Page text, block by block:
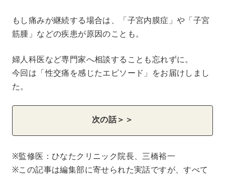
もし痛みが継続する場合は、「子宮内膜症」や「子宮
筋腫」などの疾患が原因のことも。
婦人科医など専門家へ相談することも忘れずに。
今回は「性交痛を感じたエピソード」をお届けしまし
た。
次の話＞＞
※監修医：ひなたクリニック院長、三橋裕一
※この記事は編集部に寄せられた実話ですが、すべて